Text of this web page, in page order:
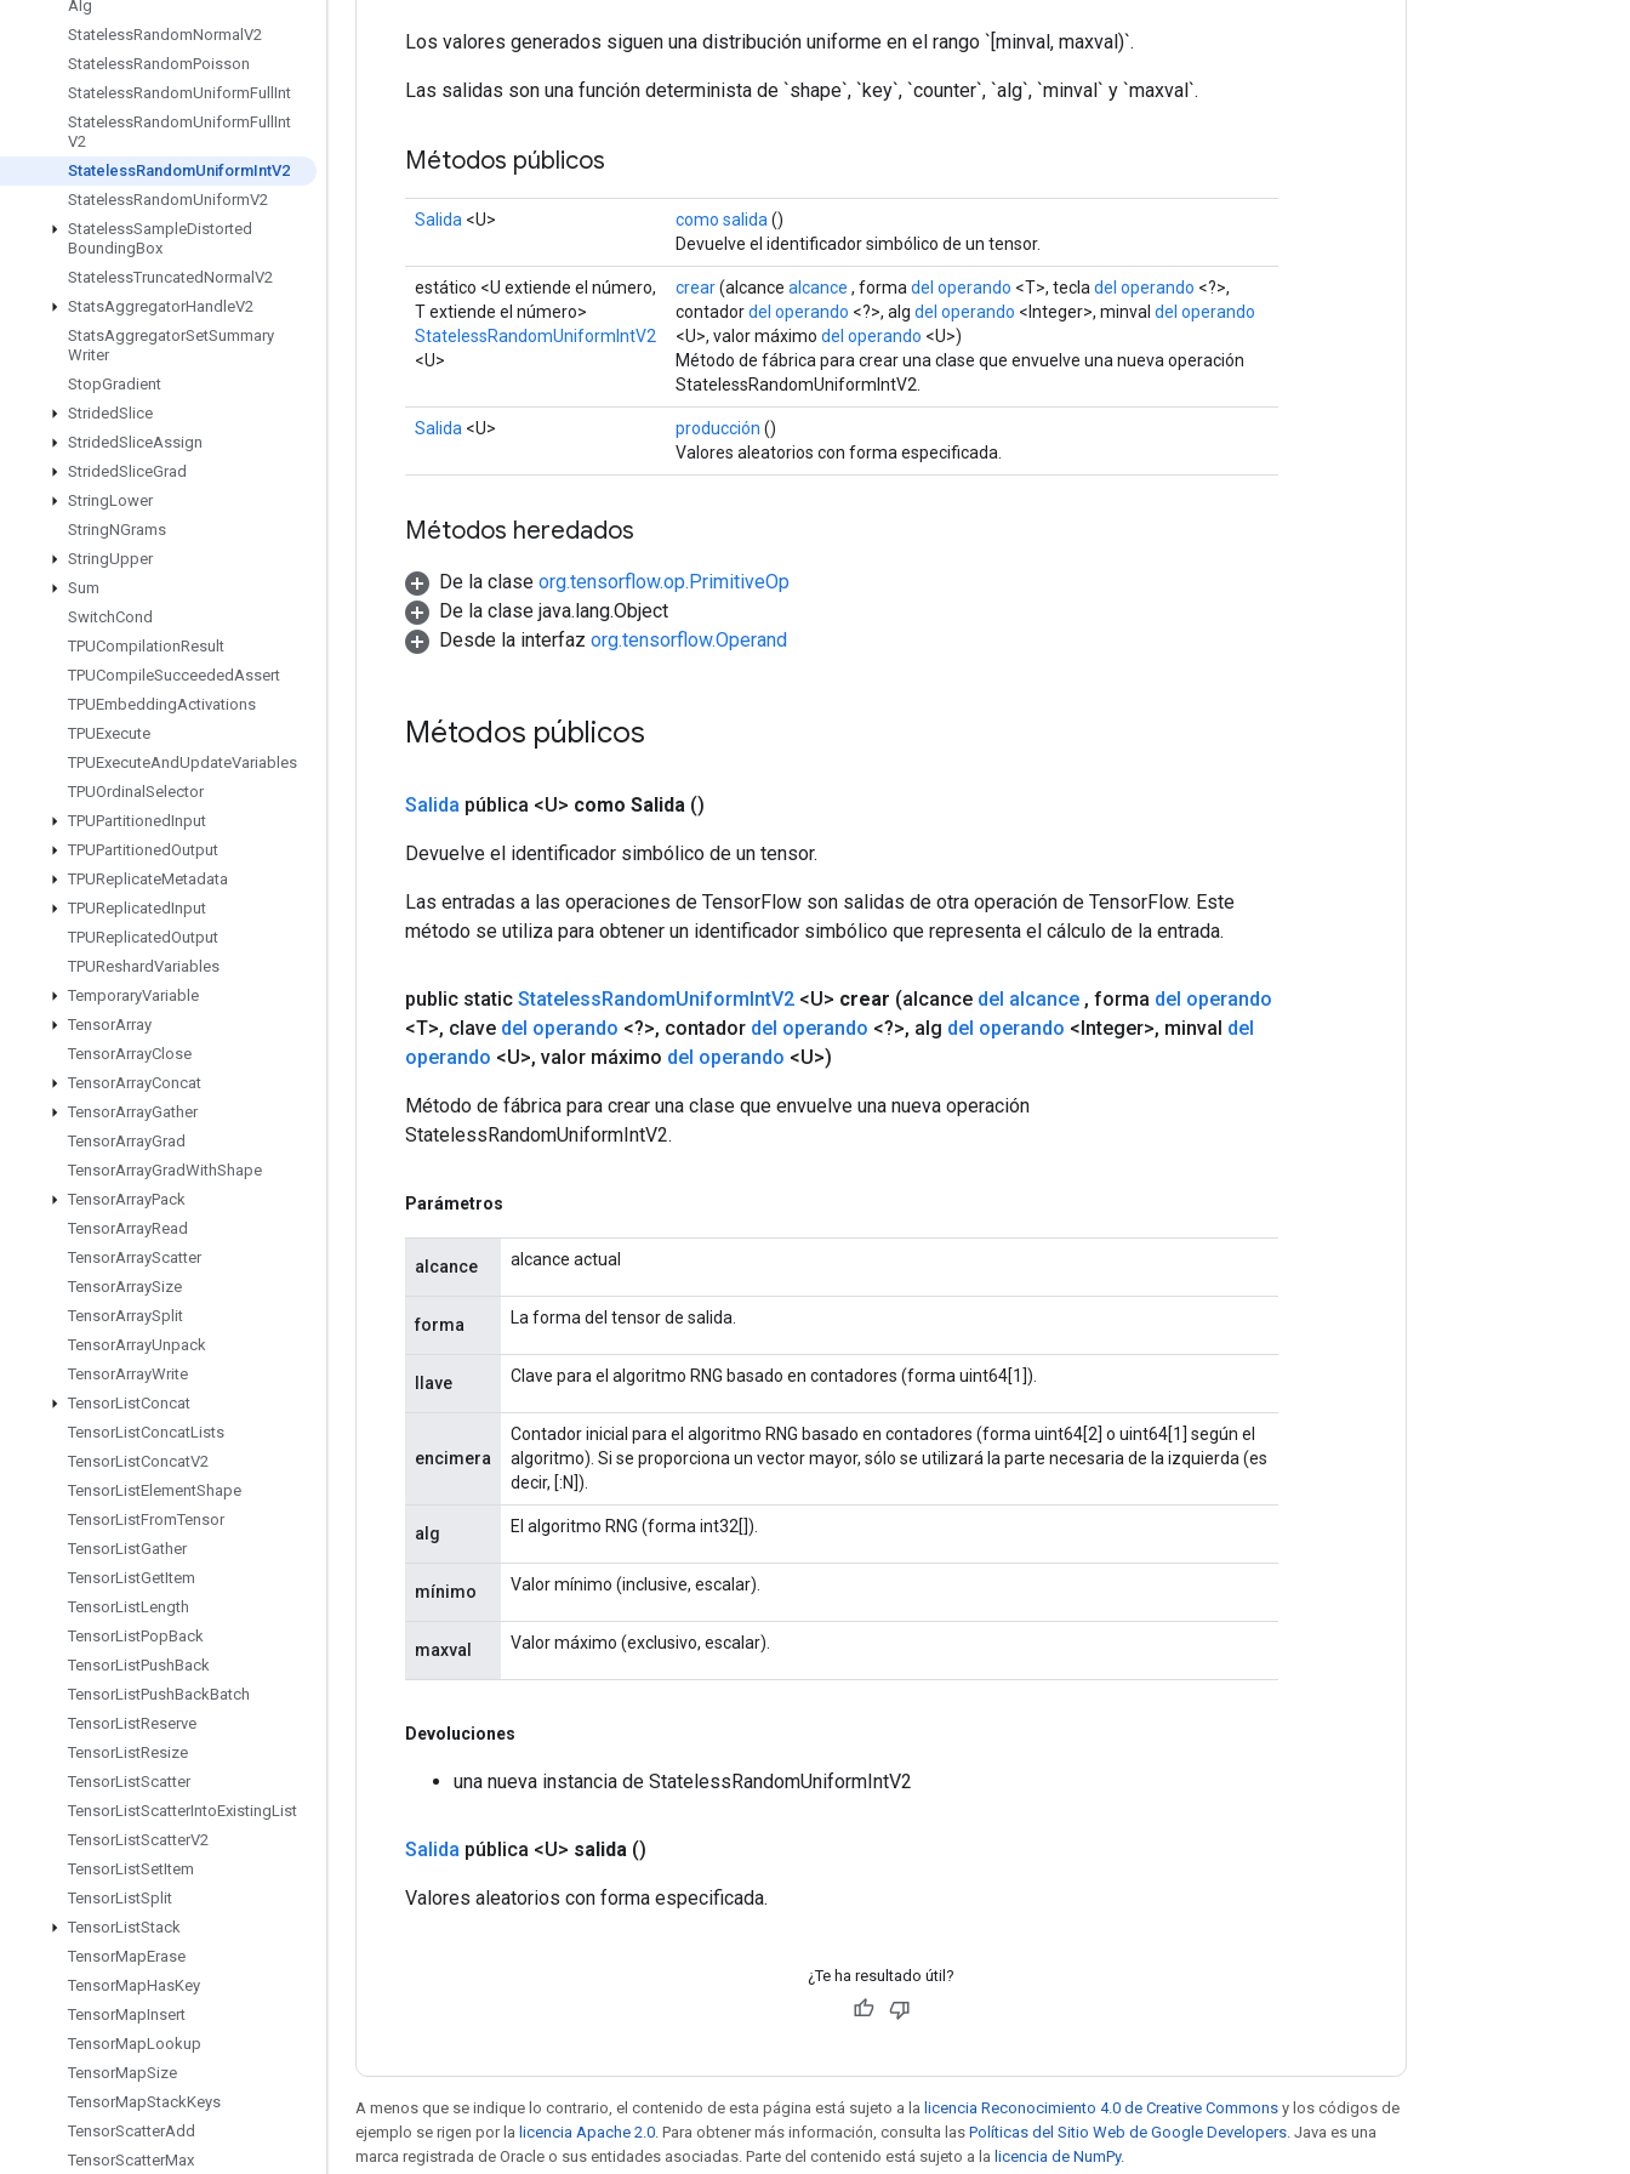
Alg
StatelessRandomNormal V2
StatelessRandomPoisson
StatelessRandomUniformFull Int
StatelessRandomUniformFull Int
V2
StatelessRandomUniformIntV2
StatelessRandomUniformV2
StatelessSampleDistorted
BoundingBox
StatelessTruncatedNormal V2
StatsAggregatorHandleV2
StatsAggregatorSetSummary
Writer
StopGradient
StridedSlice
StridedSliceAssign
StridedSliceGrad
StringLower
StringNGrams
StringUpper
Sum
SwitchCond
TPUCompilationResult
TPUCompileSucceededAssert
TPUEmbeddingActivations
TPUExecute
TPUExecuteAndUpdateVariables
TPUOrdinal Selector
TPUPartitionedInput
TPUPartitionedOutput
TPUReplicateMetadata
TPUReplicatedInput
TPUReplicatedOutput
TPUReshardVariables
TemporaryVariable
TensorArray
TensorArrayClose
TensorArrayConcat
TensorArrayGather
TensorArrayGrad
TensorArrayGradWithShape
TensorArrayPack
TensorArrayRead
TensorArrayScatter
TensorArraySize
TensorArraySplit
TensorArrayUnpack
TensorArrayWrite
TensorListConcat
TensorListConcatLists
TensorListConcatV2
TensorListElementShape
TensorListFromTensor
TensorListGather
TensorListGetItem
TensorListLength
TensorListPopBack
TensorListPushBack
TensorListPushBackBatch
TensorListReserve
TensorListResize
TensorListScatter
TensorListScatterIntoExistingList
TensorListScatterV2
TensorListSetItem
TensorListSplit
TensorListStack
TensorMapErase
TensorMapHasKey
TensorMapInsert
TensorMapLookup
TensorMapSize
TensorMapStackKeys
TensorScatterAdd
TensorScatterMax
Los valores generados siguen una distribución uniforme en el rango `[minval, maxval)`.
Las salidas son una función determinista de `shape`, `key`, `counter`, `alg`, `minval` y `maxval`.
Métodos públicos
Salida <U> como salida ()
Devuelve el identificador simbólico de un tensor.
estático <U extiende el número,
T extiende el número>
StatelessRandomUniformIntV2
<U>
crear(alcance alcance , forma del operando <T>, tecla del operando <?>,
contadordel operando <?>, alg del operando <Integer>, minval del operando
<U>, valor máximo del operando <U>)
Método de fábrica para crear una clase que envuelve una nueva operación
StatelessRandomUniformIntV2.
Salida <U> producción ()
Valores aleatorios con forma especificada.
Métodos heredados
De la clase org.tensorflow.op.PrimitiveOp
De la clase java.lang.Object
Desde la interfaz org.tensorflow.Operand
Métodos públicos
Salida pública <U> como Salida ()
Devuelve el identificador simbólico de un tensor.
Las entradas a las operaciones de TensorFlow son salidas de otra operación de TensorFlow. Este
método se utiliza para obtener un identificador simbólico que representa el cálculo de la entrada.
public static StatelessRandomUniformIntV2 <U> crear (alcance del alcance , forma del operando
<T>, clave del operando <?>, contador del operando <?>, alg del operando <Integer>, minval del
operando <U>, valor máximo del operando <U>)
Método de fábrica para crear una clase que envuelve una nueva operación
StatelessRandomUniformIntV2.
Parámetros
alcance alcance actual
forma La forma del tensor de salida.
llave Clave para el algoritmo RNG basado en contadores (forma uint64[1]).
encimera
Contador inicial para el algoritmo RNG basado en contadores (forma uint64[2] o uint64[1] según el
algoritmo). Si se proporciona un vector mayor, sólo se utilizará la parte necesaria de la izquierda (es
decir, [:N]).
alg El algoritmo RNG (forma int32[]).
mínimo Valor mínimo (inclusive, escalar).
maxval Valor máximo (exclusivo, escalar).
Devoluciones
una nueva instancia de StatelessRandomUniformIntV2
Salida pública <U> salida ()
Valores aleatorios con forma especificada.
¿Te ha resultado útil?
A menos que se indique lo contrario, el contenido de esta página está sujeto a la licencia Reconocimiento 4.0 de Creative Commons y los códigos de
ejemplo se rigen por la licencia Apache 2.0 . Para obtener más información, consulta las Políticas del Sitio Web de Google Developers . Java es una
marca registrada de Oracle o sus entidades asociadas. Parte del contenido está sujeto a la licencia de NumPy.